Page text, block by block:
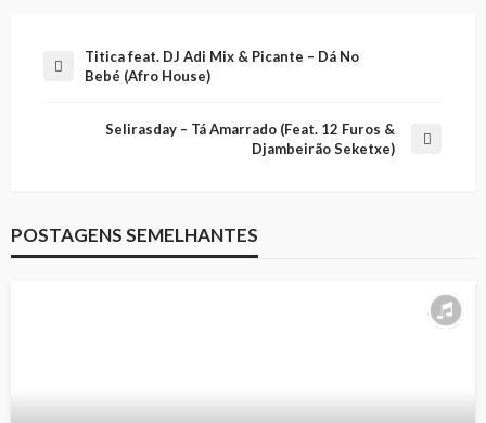
Titica feat. DJ Adi Mix & Picante – Dá No
Bebé (Afro House)
Selirasday – Tá Amarrado (Feat. 12 Furos &
Djambeirão Seketxe)
POSTAGENS SEMELHANTES